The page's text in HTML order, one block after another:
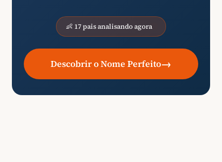
👶 17 pais analisando agora
Descobrir o Nome Perfeito→